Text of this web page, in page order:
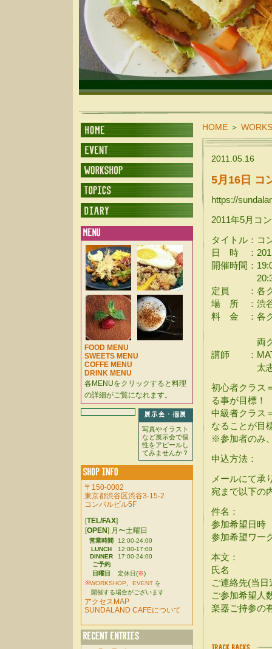
HOME ＞
2011.05.16
5月16日 コ
https://
2011年5月コ
タイトル：コ
日 時 ：
開催時間：
20:30 -
定員 ：各ク
場 所 ：渋谷
料 金 ：各ク
両クラス
講師 ：
太志朗（
初心者クラス
る事が目標！
中級者クラス
なることが目
※参加者のみ
申込方法：
メールにて承
宛まで以下の
件名：
参加希望日時
参加希望ワー
本文：
氏名
ご連絡先(当
ご参加希望人
楽器ご持参の
FOOD MENU
SWEETS MENU
COFFE MENU
DRINK MENU
各MENUをクリックすると料理
の詳細がご覧になれます。
写真やイラスト
など展示会で個
性をアピールし
てみませんか？
〒150-0002
東京都渋谷区渋谷3-15-2
コンパルビル5F
[TEL/FAX]
[OPEN] 月〜土曜日
営業時間
12:00-24:00
LUNCH
12:00-17:00
DINNER
17:00-24:00
ご予約
日曜日
定休日(※)
※WORKSHOP EVENT を
開催する場合がございます
アクセスMAP
SUNDALAND CAFEについて